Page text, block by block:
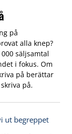
på
alla knep?
säljsamtal
i fokus. Om
på berättar
på.